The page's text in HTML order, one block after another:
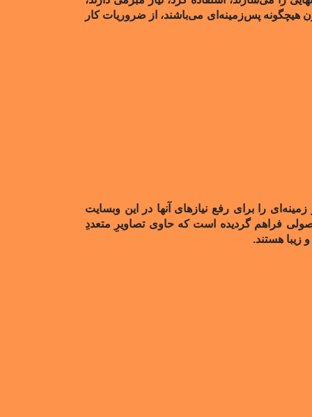
هیچگونه پس‌زمینه‌ای می‌باشند، از ضروریات‌ کار
را برای رفع نیازهای آنها در این وبسایت
فراهم گردیده است که حاوی تصاویرِ متعددِ
هستند.